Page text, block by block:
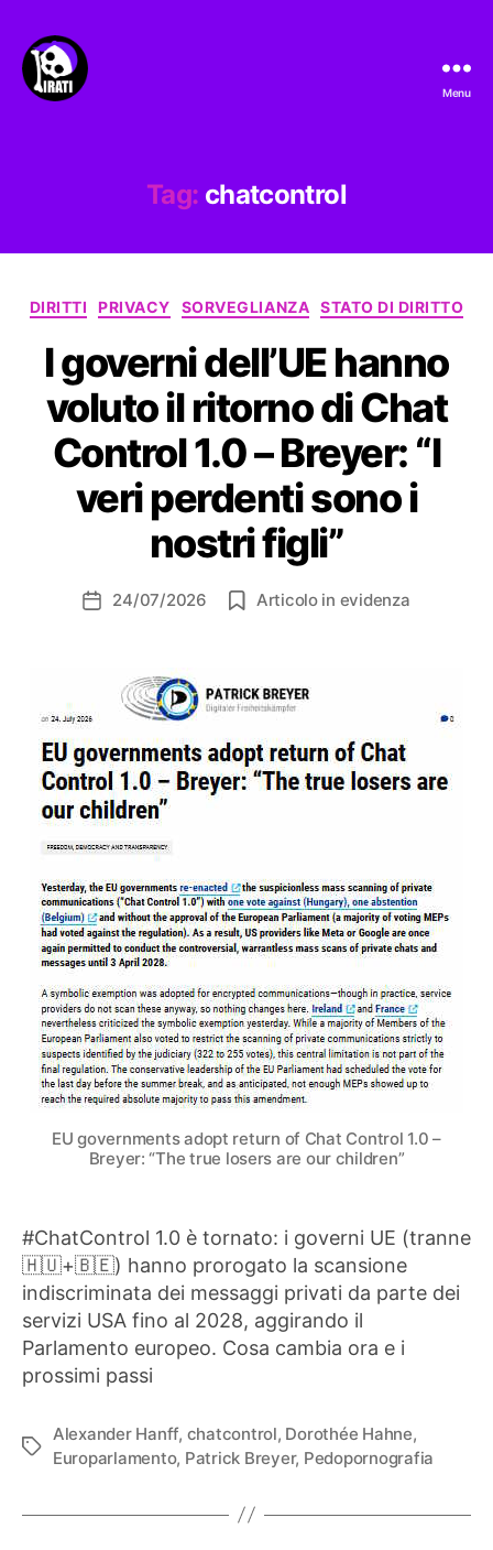
Menu
Tag: chatcontrol
Categorie
DIRITTI PRIVACY SORVEGLIANZA STATO DI DIRITTO
I governi dell’UE hanno
voluto il ritorno di Chat
Control 1.0 – Breyer: “I
veri perdenti sono i
nostri figli”
Data24/07/2026 Articolo in evidenza
EU governments adopt return of Chat Control 1.0 –
Breyer: “The true losers are our children”
#ChatControl 1.0 è tornato: i governi UE (tranne
🇭🇺+🇧🇪) hanno prorogato la scansione
indiscriminata dei messaggi privati da parte dei
servizi USA fino al 2028, aggirando il
Parlamento europeo. Cosa cambia ora e i
prossimi passi
Tag
Alexander Hanff, chatcontrol, Dorothée Hahne,
Europarlamento, Patrick Breyer, Pedopornografia